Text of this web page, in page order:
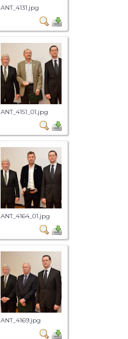
ANT_4131.jpg
ANT_4151_01.jpg
ANT_4164_01.jpg
ANT_4169.jpg